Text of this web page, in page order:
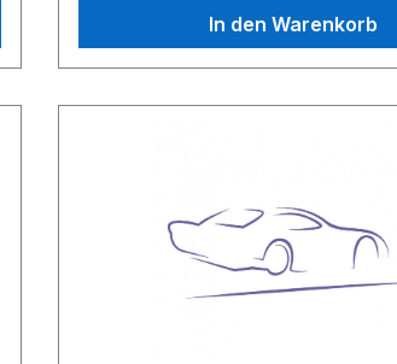
In den Warenkorb